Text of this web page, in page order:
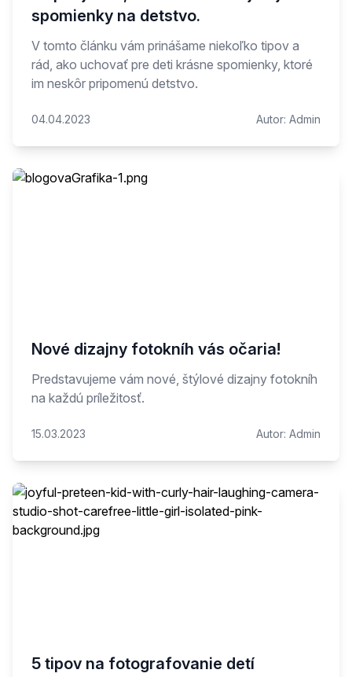
spomienky na detstvo.
V tomto článku vám prinášame niekoľko tipov a
rád, ako uchovať pre deti krásne spomienky, ktoré
im neskôr pripomenú detstvo.
04.04.2023 Autor: Admin
Nové dizajny fotokníh vás očaria!
Predstavujeme vám nové, štýlové dizajny fotokníh
na každú príležitosť.
15.03.2023 Autor: Admin
5 tipov na fotografovanie detí